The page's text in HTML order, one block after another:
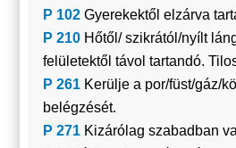
P 102 Gyerekektől elzárva
P 210 Hőtől/ szikrától/nyílt
felületektől távol tartandó.
P 261 Kerülje a por/füst/gáz/
belégzését.
P 271 Kizárólag szabadban